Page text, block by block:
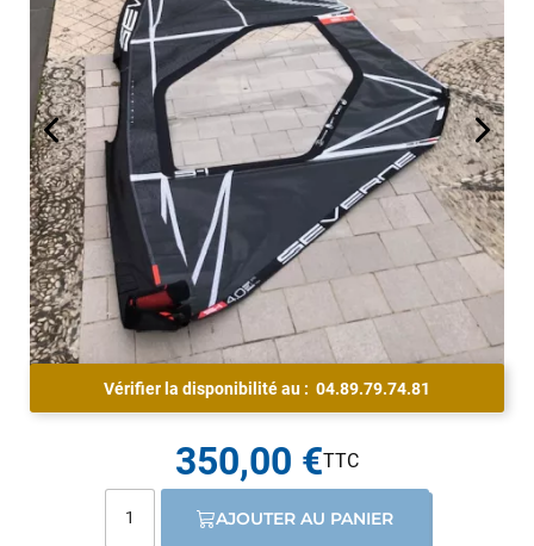
Vérifier la disponibilité au : 04.89.79.74.81
350,00 €
AJOUTER AU PANIER